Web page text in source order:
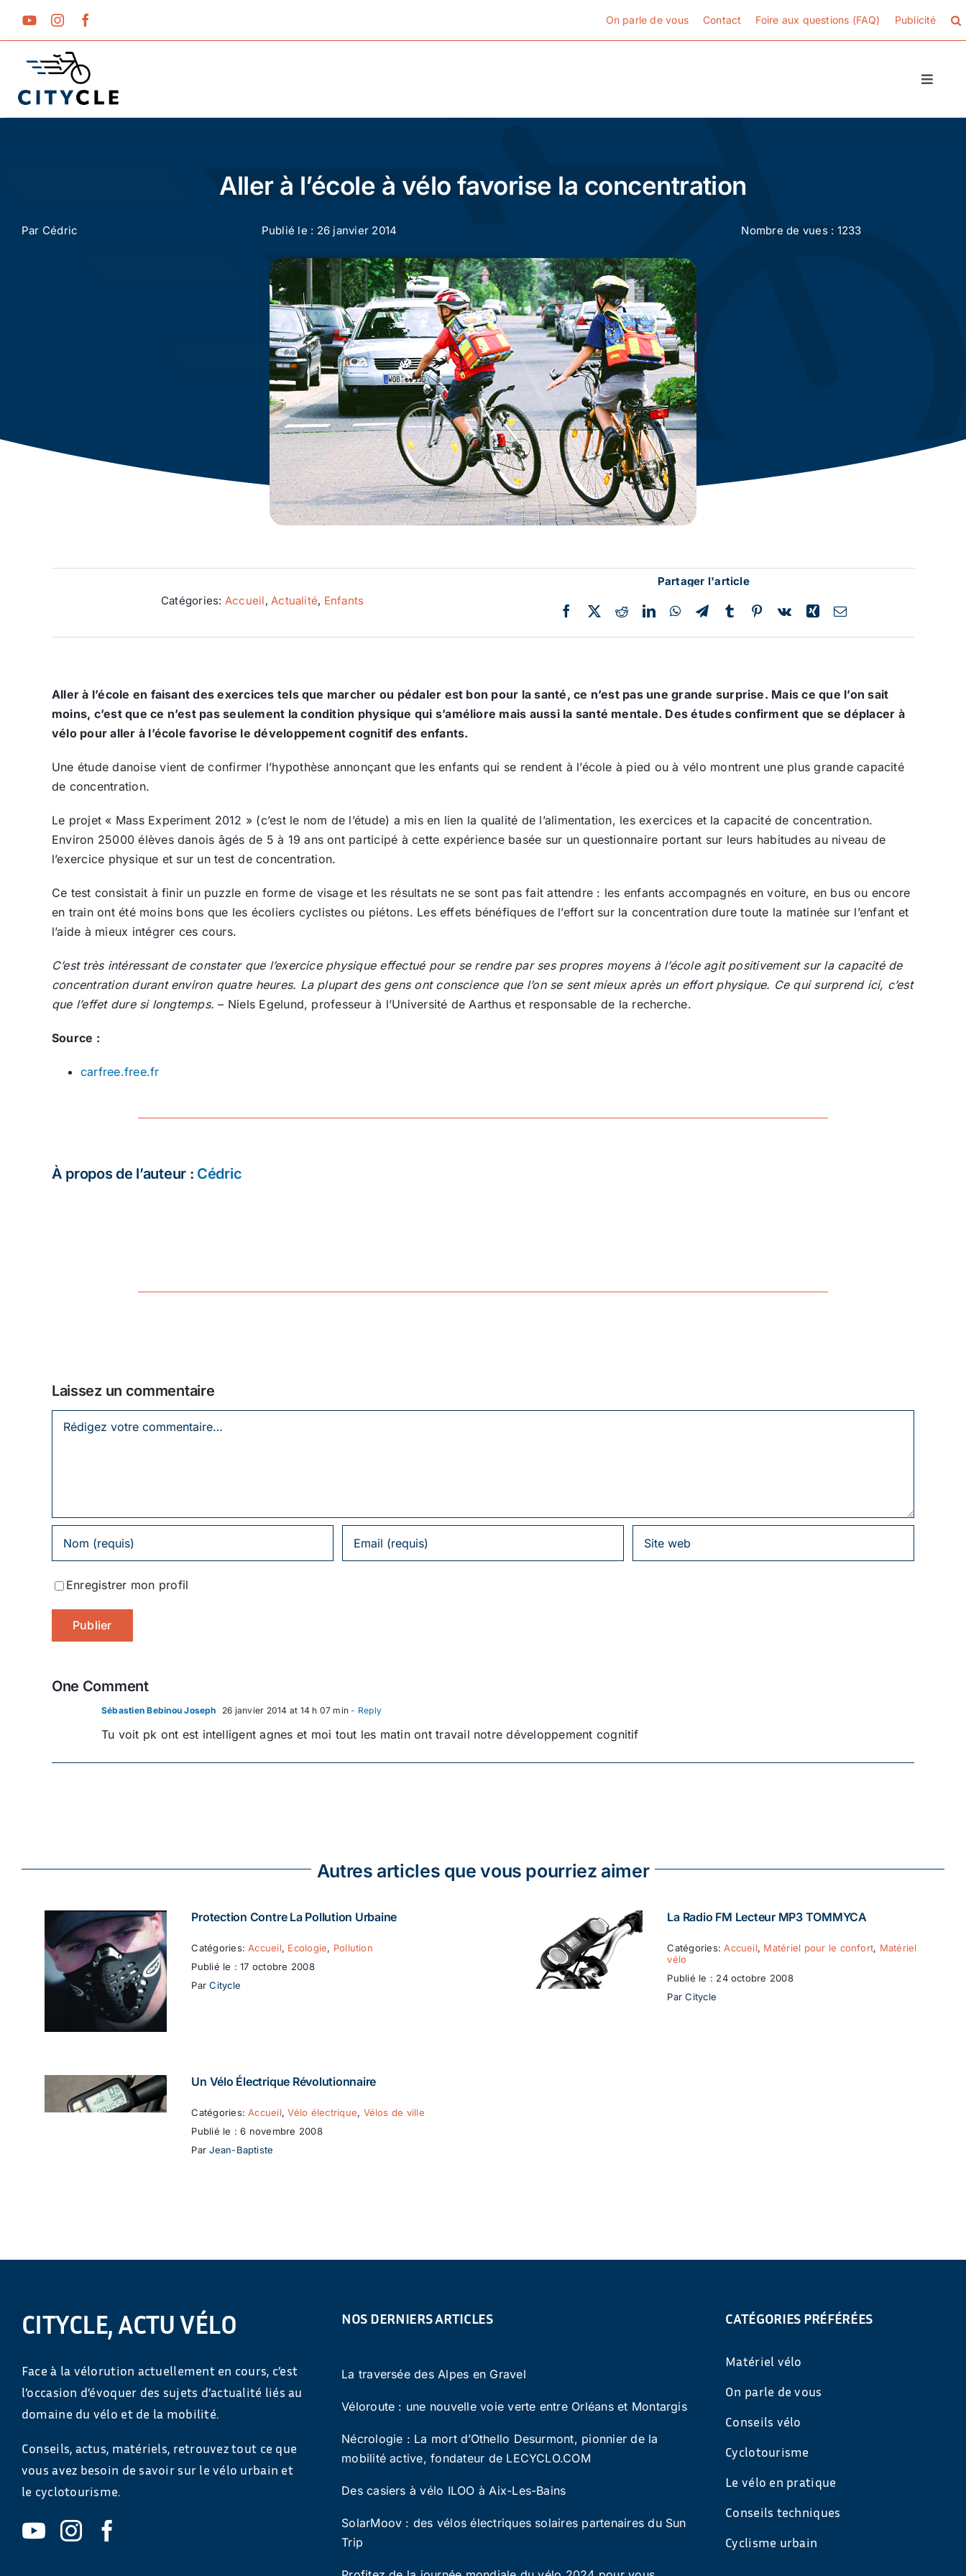
On parle de vous Contact Foire aux questions (FAQ) Publicité
Toggle
Cyclotourisme
Conseils
Actualité
Ecologie
Aller à l’école à vélo favorise la concentration
Par Cédric Publié le : 26 janvier 2014 Nombre de vues : 1233
Catégories: Accueil, Actualité, Enfants
Partager l'article
Aller à l’école en faisant des exercices tels que marcher ou pédaler est bon pour la santé, ce n’est pas une grande surprise. Mais ce que l’on sait
moins, c’est que ce n’est pas seulement la condition physique qui s’améliore mais aussi la santé mentale. Des études confirment que se déplacer à
vélo pour aller à l’école favorise le développement cognitif des enfants.
Une étude danoise vient de confirmer l’hypothèse annonçant que les enfants qui se rendent à l’école à pied ou à vélo montrent une plus grande capacité
de concentration.
Le projet « Mass Experiment 2012 » (c’est le nom de l’étude) a mis en lien la qualité de l’alimentation, les exercices et la capacité de concentration.
Environ 25000 élèves danois âgés de 5 à 19 ans ont participé à cette expérience basée sur un questionnaire portant sur leurs habitudes au niveau de
l’exercice physique et sur un test de concentration.
Ce test consistait à finir un puzzle en forme de visage et les résultats ne se sont pas fait attendre : les enfants accompagnés en voiture, en bus ou encore
en train ont été moins bons que les écoliers cyclistes ou piétons. Les effets bénéfiques de l’effort sur la concentration dure toute la matinée sur l’enfant et
l’aide à mieux intégrer ces cours.
C’est très intéressant de constater que l’exercice physique effectué pour se rendre par ses propres moyens à l’école agit positivement sur la capacité de
concentration durant environ quatre heures. La plupart des gens ont conscience que l’on se sent mieux après un effort physique. Ce qui surprend ici, c’est
que l’effet dure si longtemps. – Niels Egelund, professeur à l’Université de Aarthus et responsable de la recherche.
Source :
carfree.free.fr
À propos de l’auteur : Cédric
One Comment
Sébastien Bebinou Joseph 26 janvier 2014 at 14 h 07 min - Reply
Tu voit pk ont est intelligent agnes et moi tout les matin ont travail notre développement cognitif
Laissez un commentaire
Laissez
Enregistrer mon profil
Autres articles que vous pourriez aimer
Protection Contre La Pollution Urbaine
Catégories:Accueil, Ecologie, Pollution
Publié le : 17 octobre 2008
ParCitycle
La Radio FM Lecteur MP3 TOMMYCA
Catégories:Accueil, Matériel pour le confort, Matériel
vélo
Publié le : 24 octobre 2008
ParCitycle
Un Vélo Électrique Révolutionnaire
Catégories:Accueil,Vélo électrique, Vélos de ville
Publié le : 6 novembre 2008
ParJean-Baptiste
CITYCLE, ACTU VÉLO
Face à la vélorution actuellement en cours, c’est
l’occasion d’évoquer des sujets d’actualité liés au
domaine du vélo et de la mobilité.
Conseils, actus, matériels, retrouvez tout ce que
vous avez besoin de savoir sur le vélo urbain et
le cyclotourisme.
NOS DERNIERS ARTICLES
La traversée des Alpes en Gravel
Véloroute : une nouvelle voie verte entre Orléans et Montargis
Nécrologie : La mort d’Othello Desurmont, pionnier de la
mobilité active, fondateur de LECYCLO.COM
Des casiers à vélo ILOO à Aix-Les-Bains
SolarMoov : des vélos électriques solaires partenaires du Sun
Trip
CATÉGORIES PRÉFÉRÉES
Matériel vélo
On parle de vous
Conseils vélo
Cyclotourisme
Le vélo en pratique
Conseils techniques
Cyclisme urbain